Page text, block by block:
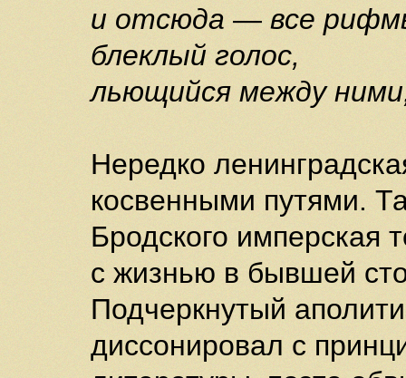
и отсюда — все
блеклый голос,
льющийся между
Нередко
косвенными путями.
Бродского имперская
с жизнью в бывшей
Подчеркнутый
диссонировал с